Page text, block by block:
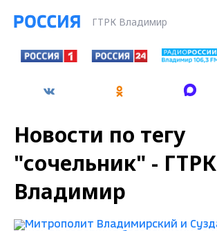
ГТРК Владимир
Новости по тегу
"сочельник" - ГТРК
Владимир